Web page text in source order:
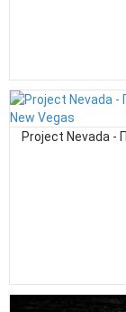
Project Nevada -